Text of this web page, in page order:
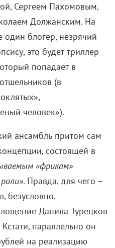
Сергеем Пахомовым,
Должанским. На
блогер, незрячий
это будет триллер
попадает в
(в
человек»).
ансамбль притом сам
состоящей в
«фрикам»
. Правда, для чего –
безусловно,
Данила Турецков
Кстати, параллельно он
на реализацию